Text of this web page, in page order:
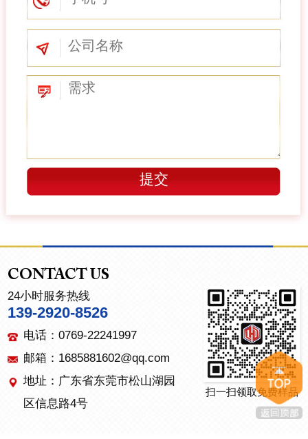
CONTACT US
24小时服务热线
139-2920-8526
电话：0769-22241997
邮箱：1685881602@qq.com
地址：广东省东莞市松山湖园
区信息路4号
扫一扫领取免费样品